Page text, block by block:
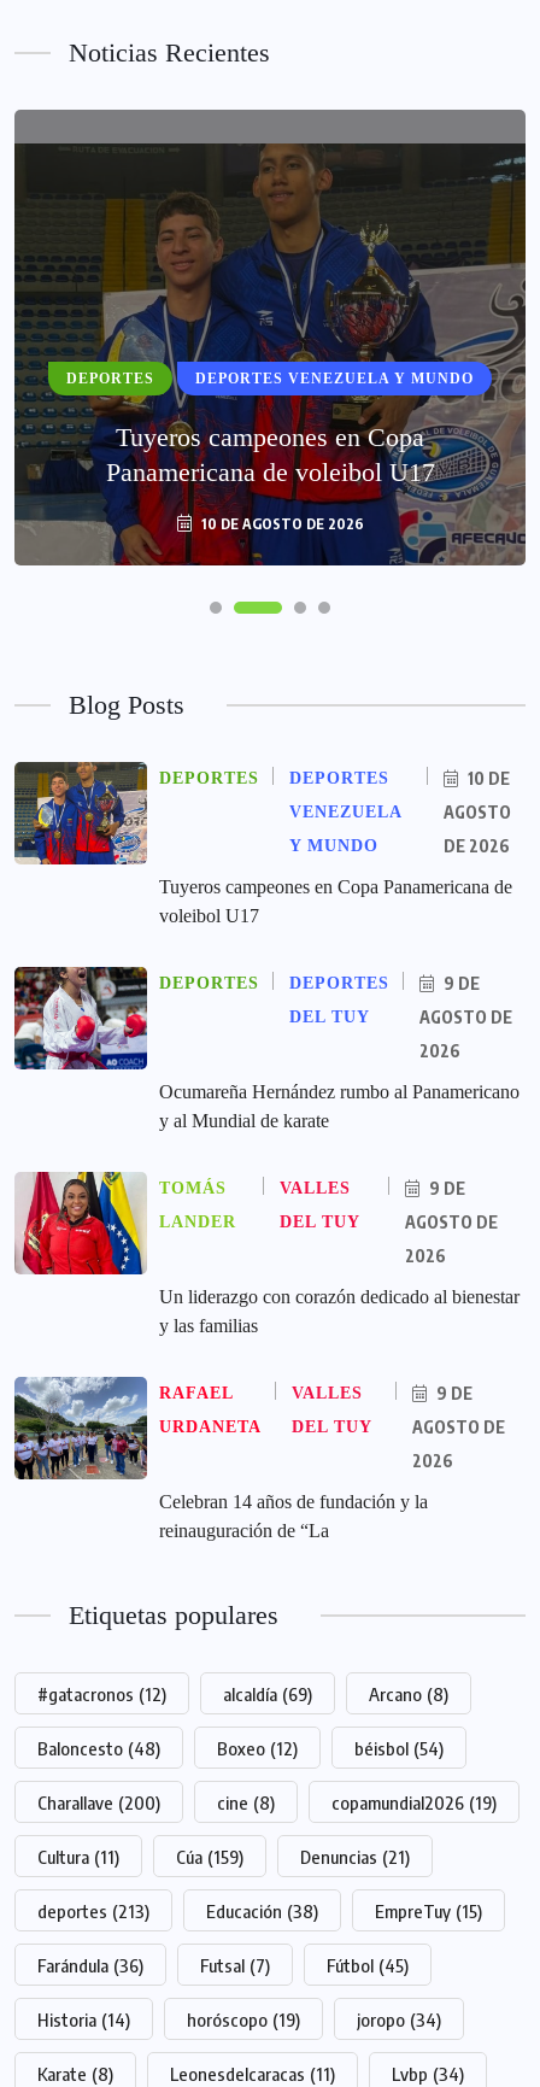
Noticias Recientes
DEPORTES DEPORTES VENEZUELA Y MUNDO
Tuyeros campeones en Copa
Panamericana de voleibol U17
10 DE AGOSTO DE 2026
Blog Posts
DEPORTES
DEPORTES
VENEZUELA
Y MUNDO
10 DE
AGOSTO
DE 2026
Tuyeros campeones en Copa Panamericana de
voleibol U17
DEPORTES
DEPORTES
DEL TUY
9 DE
AGOSTO DE
2026
Ocumareña Hernández rumbo al Panamericano
y al Mundial de karate
TOMÁS
LANDER
VALLES
DEL TUY
9 DE
AGOSTO DE
2026
Un liderazgo con corazón dedicado al bienestar
y las familias
RAFAEL
URDANETA
VALLES
DEL TUY
9 DE
AGOSTO DE
2026
Celebran 14 años de fundación y la
reinauguración de “La
Etiquetas populares
#gatacronos (12) alcaldía (69) Arcano (8)
Baloncesto (48) Boxeo (12) béisbol (54)
Charallave (200) cine (8) copamundial2026 (19)
Cultura (11) Cúa (159) Denuncias (21)
deportes (213) Educación (38) EmpreTuy (15)
Farándula (36) Futsal (7) Fútbol (45)
Historia (14) horóscopo (19) joropo (34)
Karate (8) Leonesdelcaracas (11) Lvbp (34)